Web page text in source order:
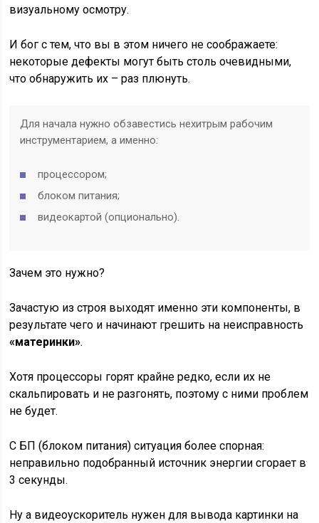
визуальному осмотру.
И бог с тем, что вы в этом ничего не соображаете:
некоторые дефекты могут быть столь очевидными,
что обнаружить их – раз плюнуть.
Для начала нужно обзавестись нехитрым рабочим
инструментарием, а именно:
процессором;
блоком питания;
видеокартой (опционально).
Зачем это нужно?
Зачастую из строя выходят именно эти компоненты, в
результате чего и начинают грешить на неисправность
«материнки».
Хотя процессоры горят крайне редко, если их не
скальпировать и не разгонять, поэтому с ними проблем
не будет.
С БП (блоком питания) ситуация более спорная:
неправильно подобранный источник энергии сгорает в
3 секунды.
Ну а видеоускоритель нужен для вывода картинки на